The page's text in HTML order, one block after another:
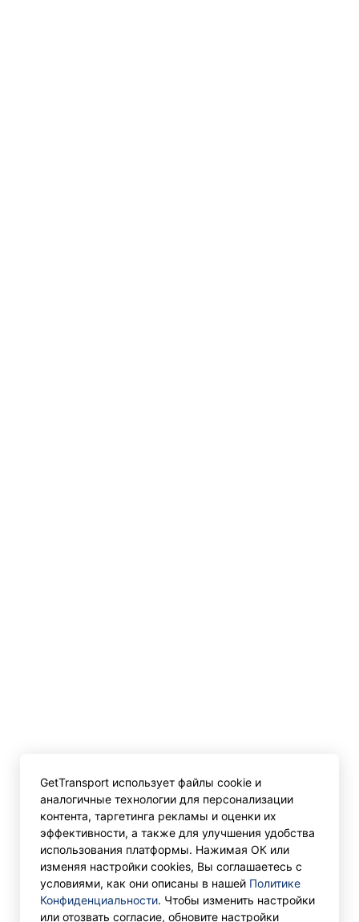
GetTransport использует файлы cookie и
аналогичные технологии для персонализации
контента, таргетинга рекламы и оценки их
эффективности, а также для улучшения удобства
использования платформы. Нажимая ОК или
изменяя настройки cookies, Вы соглашаетесь с
условиями, как они описаны в нашей Политике
Конфиденциальности. Чтобы изменить настройки
или отозвать согласие, обновите настройки